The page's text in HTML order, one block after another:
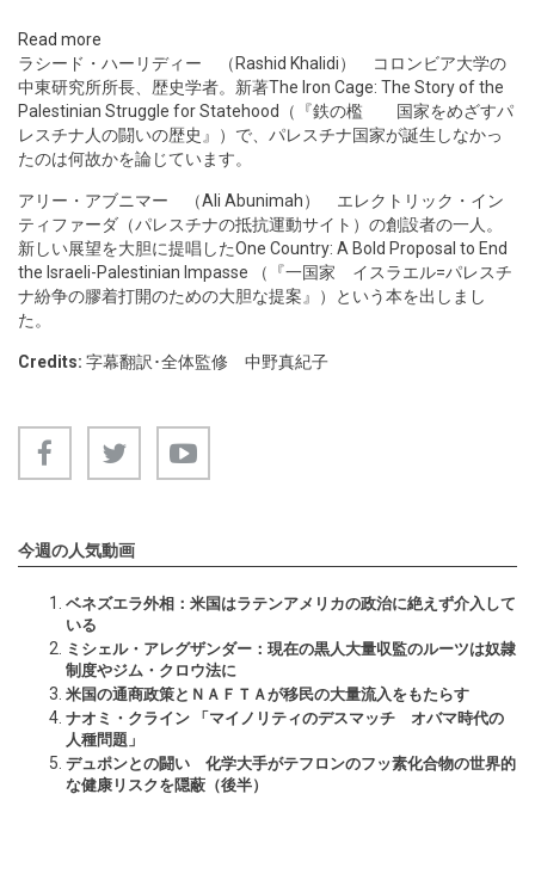
Read more
ラシード・ハーリディー （Rashid Khalidi） コロンビア大学の
中東研究所所長、歴史学者。新著The Iron Cage: The Story of the
Palestinian Struggle for Statehood（『鉄の檻 国家をめざすパ
レスチナ人の闘いの歴史』）で、パレスチナ国家が誕生しなかっ
たのは何故かを論じています。
アリー・アブニマー （Ali Abunimah） エレクトリック・イン
ティファーダ（パレスチナの抵抗運動サイト）の創設者の一人。
新しい展望を大胆に提唱したOne Country: A Bold Proposal to End
the Israeli-Palestinian Impasse （『一国家 イスラエル=パレスチ
ナ紛争の膠着打開のための大胆な提案』）という本を出しまし
た。
Credits: 字幕翻訳･全体監修 中野真紀子
今週の人気動画
ベネズエラ外相：米国はラテンアメリカの政治に絶えず介入して
いる
ミシェル・アレグザンダー：現在の黒人大量収監のルーツは奴隷
制度やジム・クロウ法に
米国の通商政策とＮＡＦＴＡが移民の大量流入をもたらす
ナオミ・クライン 「マイノリティのデスマッチ オバマ時代の
人種問題」
デュポンとの闘い 化学大手がテフロンのフッ素化合物の世界的
な健康リスクを隠蔽（後半）